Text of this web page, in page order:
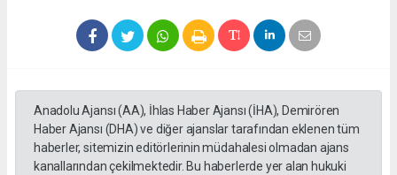
Anadolu Ajansı (AA), İhlas Haber Ajansı (İHA), Demirören
Haber Ajansı (DHA) ve diğer ajanslar tarafından eklenen tüm
haberler, sitemizin editörlerinin müdahalesi olmadan ajans
kanallarından çekilmektedir. Bu haberlerde yer alan hukuki